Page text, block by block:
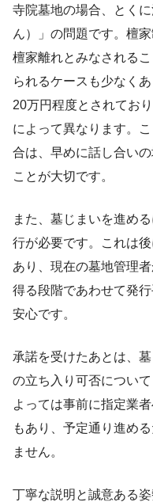
寺院墓地の場合、とく
ん）」の問題です。檀
檀家離れとみなされる
られるケースも少なく
20万円程度とされてお
によって異なります。
合は、早めに話し合い
ことが大切です。
また、墓じまいを進め
行が必要です。これは
あり、現在の墓地管理
得る段階であわせて発
安心です。
承諾を受けたあとは、
の立ち入り可否につい
よっては事前に指定業
もあり、予定通り進め
ません。
丁寧な説明と誠意ある